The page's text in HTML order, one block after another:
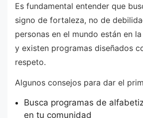
Es fundamental entender que
signo de fortaleza, no de
personas en el mundo están en
y existen programas diseñados
respeto.
Algunos consejos para dar el
Busca programas de
en tu comunidad